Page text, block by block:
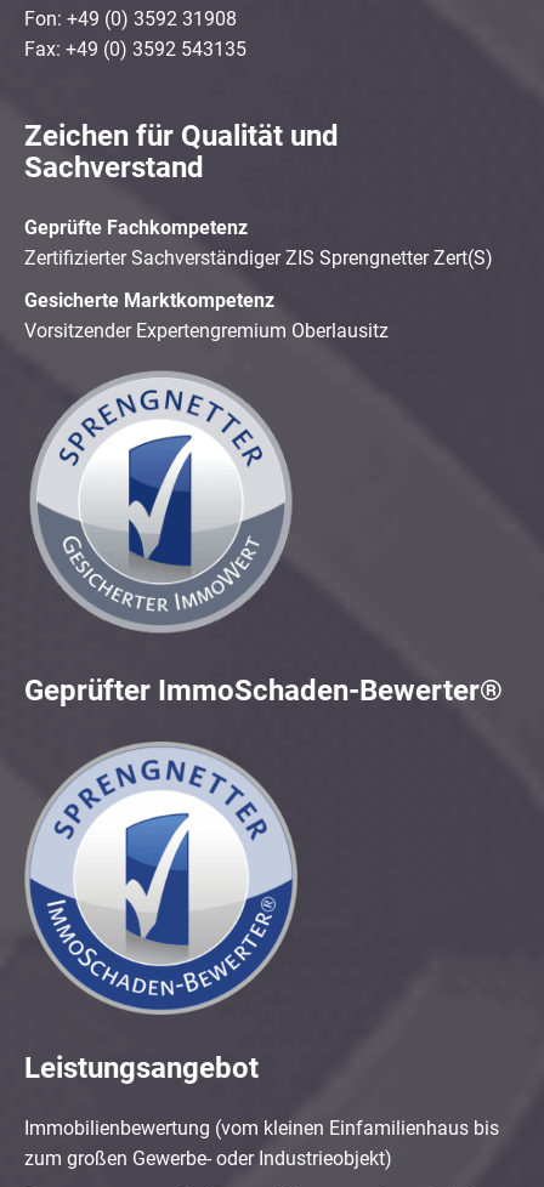
Fon: +49 (0) 3592 31908
Fax: +49 (0) 3592 543135
Zeichen für Qualität und
Sachverstand
Geprüfte Fachkompetenz
Zertifizierter Sachverständiger ZIS Sprengnetter Zert(S)
Gesicherte Marktkompetenz
Vorsitzender Expertengremium Oberlausitz
Geprüfter ImmoSchaden-Bewerter®
Leistungsangebot
Immobilienbewertung (vom kleinen Einfamilienhaus bis
zum großen Gewerbe- oder Industrieobjekt)